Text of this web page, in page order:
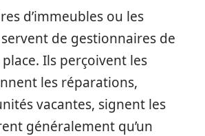
d’immeubles ou les
de gestionnaires de
Ils perçoivent les
les réparations,
vacantes, signent les
généralement qu’un